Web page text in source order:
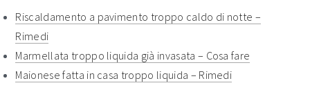
Riscaldamento a pavimento troppo caldo di notte​ –
Rimedi​
Marmellata troppo liquida già invasata​ – Cosa fare​​
Maionese fatta in casa troppo liquida​​ – Rimedi​​